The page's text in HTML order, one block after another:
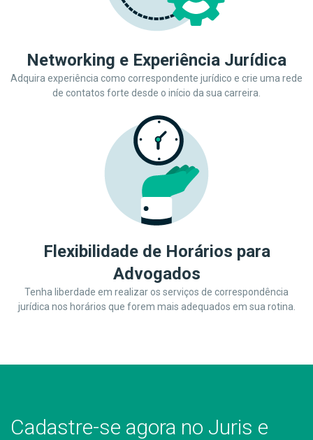
Networking e Experiência Jurídica
Adquira experiência como correspondente jurídico e crie uma rede
de contatos forte desde o início da sua carreira.
Flexibilidade de Horários para
Advogados
Tenha liberdade em realizar os serviços de correspondência
jurídica nos horários que forem mais adequados em sua rotina.
Cadastre-se agora no Juris e